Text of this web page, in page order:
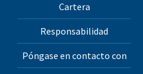
Cartera
Responsabilidad
Póngase en contacto con